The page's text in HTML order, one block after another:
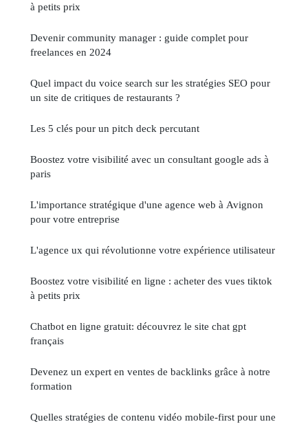
à petits prix
Devenir community manager : guide complet pour
freelances en 2024
Quel impact du voice search sur les stratégies SEO pour
un site de critiques de restaurants ?
Les 5 clés pour un pitch deck percutant
Boostez votre visibilité avec un consultant google ads à
paris
L'importance stratégique d'une agence web à Avignon
pour votre entreprise
L'agence ux qui révolutionne votre expérience utilisateur
Boostez votre visibilité en ligne : acheter des vues tiktok
à petits prix
Chatbot en ligne gratuit: découvrez le site chat gpt
français
Devenez un expert en ventes de backlinks grâce à notre
formation
Quelles stratégies de contenu vidéo mobile-first pour une